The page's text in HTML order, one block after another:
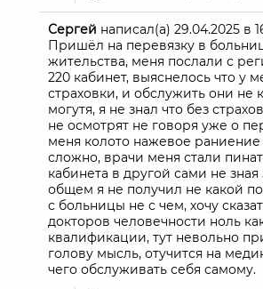
Сергей написал(а) 29.04.2025 в
Пришёл на перевязку в
жительства, меня послали с
220 кабинет, выяснелось что у
страховки, и обслужить они не
могутя, я не знал что без
не осмотрят не говоря уже о
меня колото нажевое раниение
сложно, врачи меня стали
кабинета в другой сами не зная
общем я не получил не какой
с больницы не с чем, хочу
докторов человечности ноль
квалификации, тут невольно
голову мысль, отучится на
чего обслуживать себя самому.